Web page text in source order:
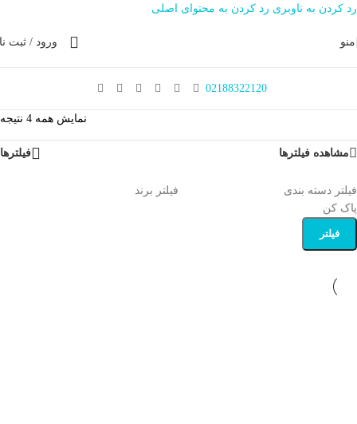
رد کردن به ناوبری رد کردن به محتوای اصلی
منو ورود / ثبت
02188322120
نمایش همه 4 نتیجه
مشاهده فیلترها فیلترها
فیلتر دسته بندی
پاک کن
فیلتر برند
فیلتر